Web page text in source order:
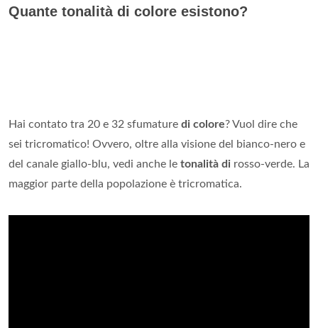
Quante tonalità di colore esistono?
Hai contato tra 20 e 32 sfumature di colore? Vuol dire che
sei tricromatico! Ovvero, oltre alla visione del bianco-nero e
del canale giallo-blu, vedi anche le tonalità di rosso-verde. La
maggior parte della popolazione è tricromatica.